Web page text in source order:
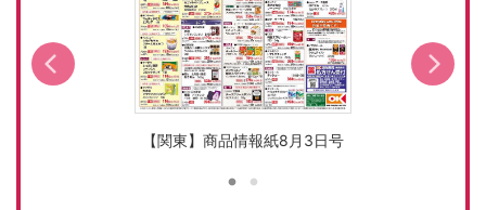
【関東】商品情報紙8月3日号